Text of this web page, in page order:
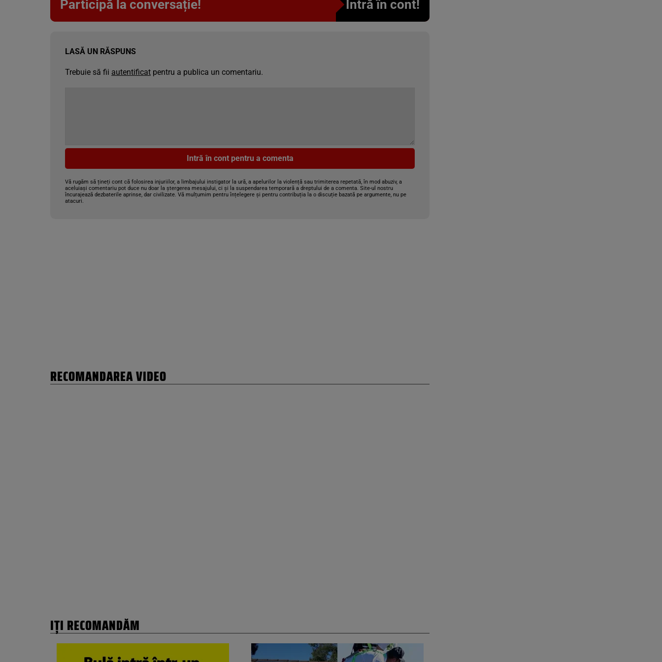
Participă la conversație! Intră în cont!
LASĂ UN RĂSPUNS
Trebuie să fii autentificat pentru a publica un comentariu.
Intră în cont pentru a comenta
Vă rugăm să țineți cont că folosirea injuriilor, a limbajului instigator la ură, a apelurilor la violență sau trimiterea repetată, în mod abuziv, a
aceluiași comentariu pot duce nu doar la ștergerea mesajului, ci și la suspendarea temporară a dreptului de a comenta. Site-ul nostru
încurajează dezbaterile aprinse, dar civilizate. Vă mulțumim pentru înțelegere și pentru contribuția la o discuție bazată pe argumente, nu pe
atacuri.
RECOMANDAREA VIDEO
IȚI RECOMANDĂM